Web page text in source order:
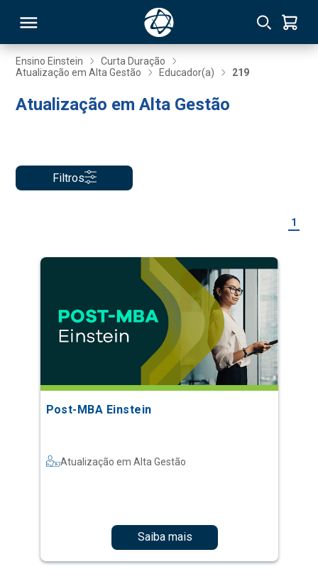
Ensino Einstein
Curta Duração
Atualização em Alta Gestão
Educador(a) 219
Atualização em Alta Gestão
Filtros
1
Post-MBA Einstein
Atualização em Alta Gestão
Saiba mais